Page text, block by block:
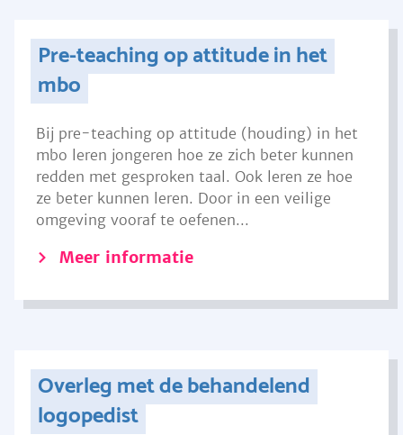
Pre-teaching op attitude in het
mbo
Bij pre-teaching op attitude (houding) in het
mbo leren jongeren hoe ze zich beter kunnen
redden met gesproken taal. Ook leren ze hoe
ze beter kunnen leren. Door in een veilige
omgeving vooraf te oefenen...
Meer informatie
Overleg met de behandelend
logopedist